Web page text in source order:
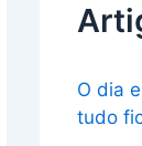
O dia
tudo